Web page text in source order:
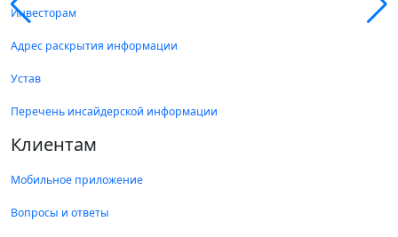
Инвесторам
Адрес раскрытия информации
Устав
Перечень инсайдерской информации
Клиентам
Мобильное приложение
Вопросы и ответы